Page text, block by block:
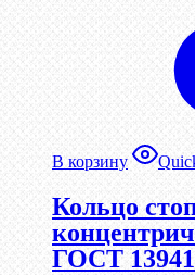
В корзину
Кольцо
ГОСТ